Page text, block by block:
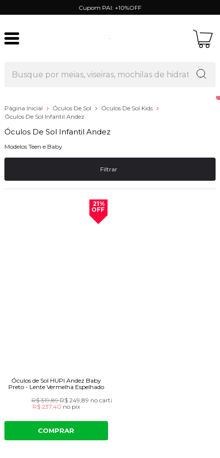
Cupom PAI: +10%OFF
Página Inicial Óculos De Sol
Óculos De Sol Kids
Óculos De Sol Infantil Andez
Óculos De Sol Infantil Andez
Modelos Teen e Baby
Filtrar
21%
OFF
Óculos de Sol HUPI Andez Baby
Preto - Lente Vermelha Espelhado
R$ 319,89R$ 249,89 no cartão
R$ 237,40 no pix
COMPRAR